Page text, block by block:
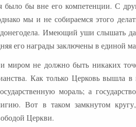
было бы вне его компетенции. С
мы и не собираемся этого
Имеющий уши слышать
его награды заключены в единой
не должно быть никаких
Как только Церковь вышла
мораль; а
Вот в таком замкнутом
Церкви.